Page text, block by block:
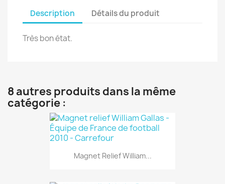
Description Détails du produit
Très bon état.
8 autres produits dans la même
catégorie :
Magnet Relief William...